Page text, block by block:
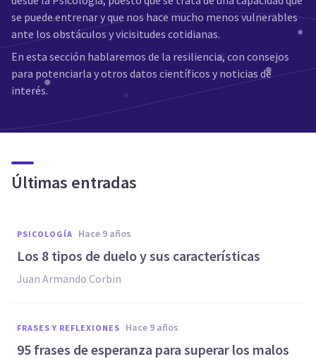
se puede entrenar y que nos hace mucho menos vulnerables
ante los obstáculos y vicisitudes cotidianas.
En esta sección hablaremos de la resiliencia, con consejos
para potenciarla y otros datos científicos y noticias de
interés.
Últimas entradas
PSICOLOGÍA hace 9 años
Los 8 tipos de duelo y sus características
Juan Armando Corbin
FRASES Y REFLEXIONES hace 9 años
95 frases de esperanza para superar los malos